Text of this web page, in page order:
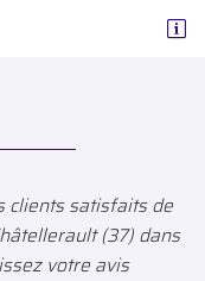

clients satisfaits de
(37) dans
votre avis